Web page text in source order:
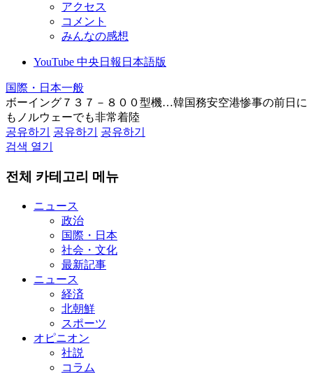
アクセス
コメント
みんなの感想
YouTube 中央日報日本語版
国際・日本一般
ボーイング７３７－８００型機…韓国務安空港惨事の前日に
もノルウェーでも非常着陸
공유하기
공유하기
공유하기
검색 열기
전체 카테고리 메뉴
ニュース
政治
国際・日本
社会・文化
最新記事
ニュース
経済
北朝鮮
スポーツ
オピニオン
社説
コラム